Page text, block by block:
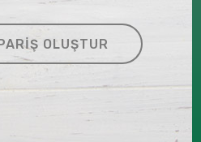
OLUŞTUR